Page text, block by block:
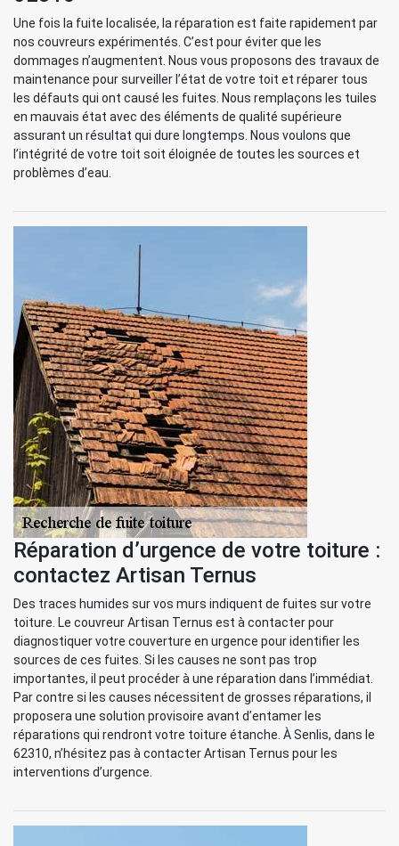
Une fois la fuite localisée, la réparation est faite rapidement par
nos couvreurs expérimentés. C’est pour éviter que les
dommages n’augmentent. Nous vous proposons des travaux de
maintenance pour surveiller l’état de votre toit et réparer tous
les défauts qui ont causé les fuites. Nous remplaçons les tuiles
en mauvais état avec des éléments de qualité supérieure
assurant un résultat qui dure longtemps. Nous voulons que
l’intégrité de votre toit soit éloignée de toutes les sources et
problèmes d’eau.
Réparation d’urgence de votre toiture :
contactez Artisan Ternus
Des traces humides sur vos murs indiquent de fuites sur votre
toiture. Le couvreur Artisan Ternus est à contacter pour
diagnostiquer votre couverture en urgence pour identifier les
sources de ces fuites. Si les causes ne sont pas trop
importantes, il peut procéder à une réparation dans l’immédiat.
Par contre si les causes nécessitent de grosses réparations, il
proposera une solution provisoire avant d’entamer les
réparations qui rendront votre toiture étanche. À Senlis, dans le
62310, n’hésitez pas à contacter Artisan Ternus pour les
interventions d’urgence.